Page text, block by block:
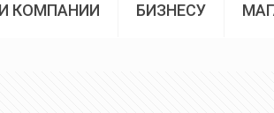
КОМПАНИИ БИЗНЕСУ